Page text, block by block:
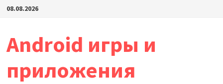
Перейти
08.08.2026
Android игры и
приложения